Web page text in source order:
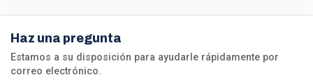
Haz una pregunta
Estamos a su disposición para ayudarle rápidamente por
correo electrónico.